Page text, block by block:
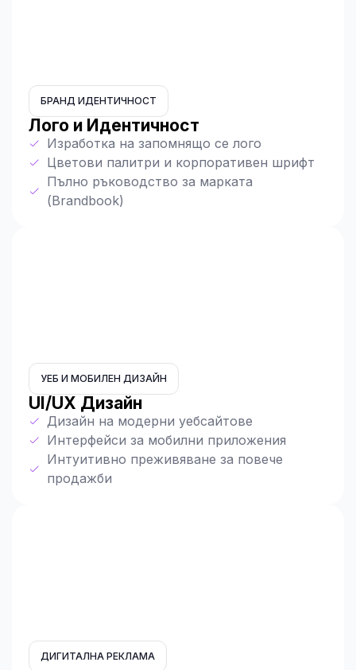
БРАНД ИДЕНТИЧНОСТ
Лого и Идентичност
Изработка на запомнящо се лого
Цветови палитри и корпоративен шрифт
Пълно ръководство за марката
(Brandbook)
УЕБ И МОБИЛЕН ДИЗАЙН
UI/UX Дизайн
Дизайн на модерни уебсайтове
Интерфейси за мобилни приложения
Интуитивно преживяване за повече
продажби
ДИГИТАЛНА РЕКЛАМА